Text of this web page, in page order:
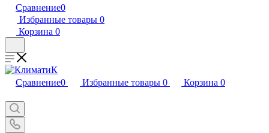
Сравнение0
Избранные товары 0
Корзина 0
Сравнение0 Избранные товары 0 Корзина 0